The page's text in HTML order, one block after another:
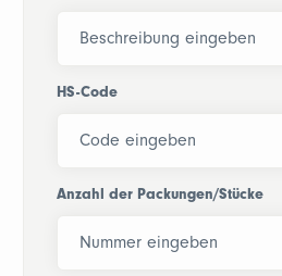
HS-Code
Anzahl der Packungen/Stücke